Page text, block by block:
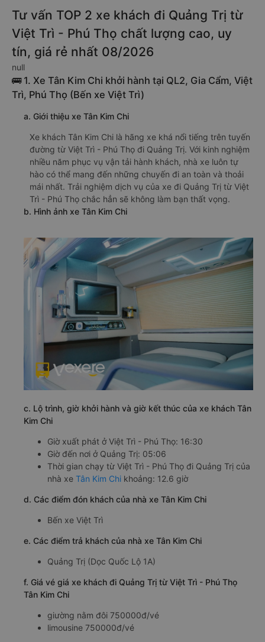
Tư vấn TOP 2 xe khách đi Quảng Trị từ
Việt Trì - Phú Thọ chất lượng cao, uy
tín, giá rẻ nhất 08/2026
null
🚌 1. Xe Tân Kim Chi khởi hành tại QL2, Gia Cẩm, Việt
Trì, Phú Thọ (Bến xe Việt Trì)
a. Giới thiệu xe Tân Kim Chi
Xe khách Tân Kim Chi là hãng xe khá nổi tiếng trên tuyến
đường từ Việt Trì - Phú Thọ đi Quảng Trị. Với kinh nghiệm
nhiều năm phục vụ vận tải hành khách, nhà xe luôn tự
hào có thể mang đến những chuyến đi an toàn và thoải
mái nhất. Trải nghiệm dịch vụ của xe đi Quảng Trị từ Việt
Trì - Phú Thọ chắc hẳn sẽ không làm bạn thất vọng.
b. Hình ảnh xe Tân Kim Chi
c. Lộ trình, giờ khởi hành và giờ kết thúc của xe khách Tân
Kim Chi
Giờ xuất phát ở Việt Trì - Phú Thọ: 16:30
Giờ đến nơi ở Quảng Trị: 05:06
Thời gian chạy từ Việt Trì - Phú Thọ đi Quảng Trị của
nhà xe Tân Kim Chi khoảng: 12.6 giờ
d. Các điểm đón khách của nhà xe Tân Kim Chi
Bến xe Việt Trì
e. Các điểm trả khách của nhà xe Tân Kim Chi
Quảng Trị (Dọc Quốc Lộ 1A)
f. Giá vé giá xe khách đi Quảng Trị từ Việt Trì - Phú Thọ
Tân Kim Chi
giường nằm đôi 750000đ/vé
limousine 750000đ/vé